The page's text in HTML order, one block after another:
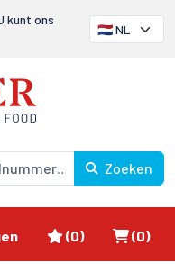
kunt ons
Zoeken
Favorieten
(0) (0)